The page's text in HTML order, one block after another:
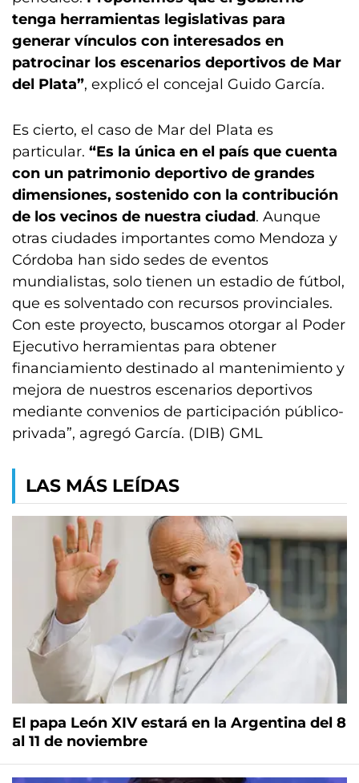
tenga herramientas legislativas para
generar vínculos con interesados en
patrocinar los escenarios deportivos de Mar
del Plata”, explicó el concejal Guido García.
Es cierto, el caso de Mar del Plata es
particular. “Es la única en el país que cuenta
con un patrimonio deportivo de grandes
dimensiones, sostenido con la contribución
de los vecinos de nuestra ciudad. Aunque
otras ciudades importantes como Mendoza y
Córdoba han sido sedes de eventos
mundialistas, solo tienen un estadio de fútbol,
que es solventado con recursos provinciales.
Con este proyecto, buscamos otorgar al Poder
Ejecutivo herramientas para obtener
financiamiento destinado al mantenimiento y
mejora de nuestros escenarios deportivos
mediante convenios de participación público-
privada”, agregó García. (DIB) GML
LAS MÁS LEÍDAS
El papa León XIV estará en la Argentina del 8
al 11 de noviembre